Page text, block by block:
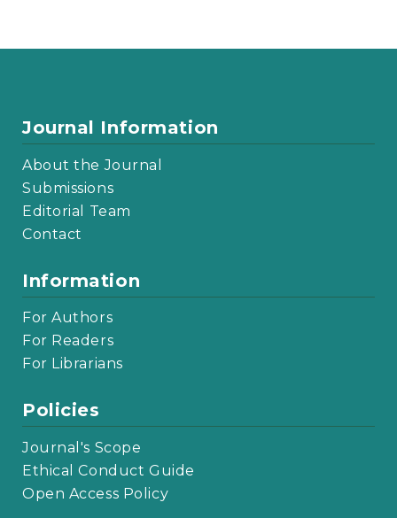
Journal Information
About the Journal
Submissions
Editorial Team
Contact
Information
For Authors
For Readers
For Librarians
Policies
Journal's Scope
Ethical Conduct Guide
Open Access Policy